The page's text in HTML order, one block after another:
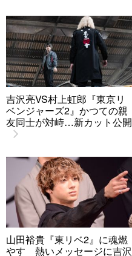
吉沢亮VS村上虹郎『東京リ
ベンジャーズ2』かつての親
友同士が対峙…新カット公開
山田裕貴『東リベ2』に魂燃
やす 熱いメッセージに吉沢